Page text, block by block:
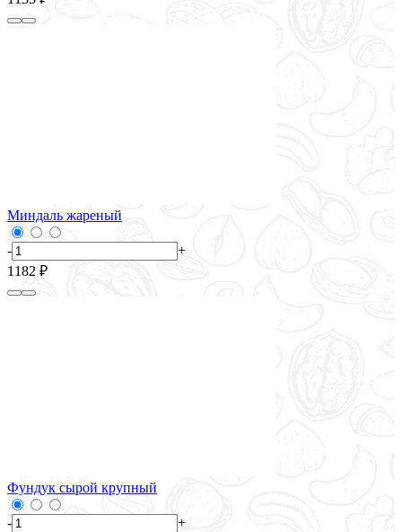
Миндаль жареный
-
+
1182 ₽
Фундук сырой крупный
-
+